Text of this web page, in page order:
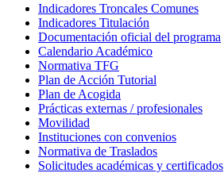
Indicadores Troncales Comunes
Indicadores Titulación
Documentación oficial del programa
Calendario Académico
Normativa TFG
Plan de Acción Tutorial
Plan de Acogida
Prácticas externas / profesionales
Movilidad
Instituciones con convenios
Normativa de Traslados
Solicitudes académicas y certificados